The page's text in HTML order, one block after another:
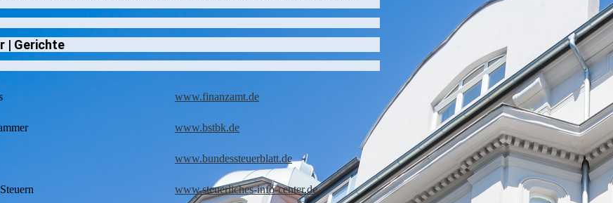
| Gerichte
www.finanzamt.de
www.bstbk.de
www.bundessteuerblatt.de
www.steuerliches-info-center.de